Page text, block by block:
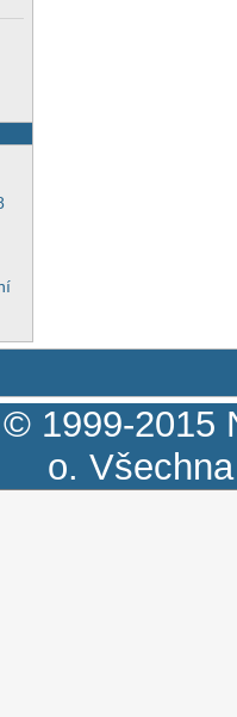
© 1999-2015
o.